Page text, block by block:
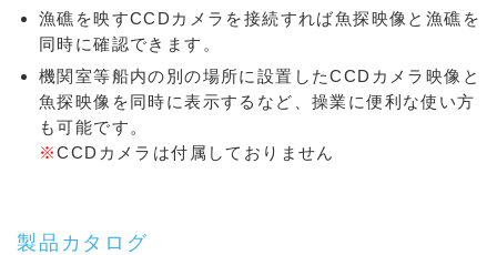
漁礁を映すCCDカメラを接続すれば魚探映像と漁礁を
同時に確認できます。
機関室等船内の別の場所に設置したCCDカメラ映像と
魚探映像を同時に表示するなど、操業に便利な使い方
も可能です。
※CCDカメラは付属しておりません
製品カタログ